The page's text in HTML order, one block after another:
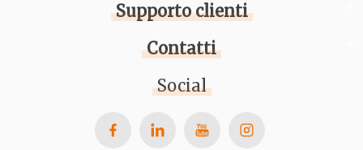
Supporto clienti
Contatti
Social